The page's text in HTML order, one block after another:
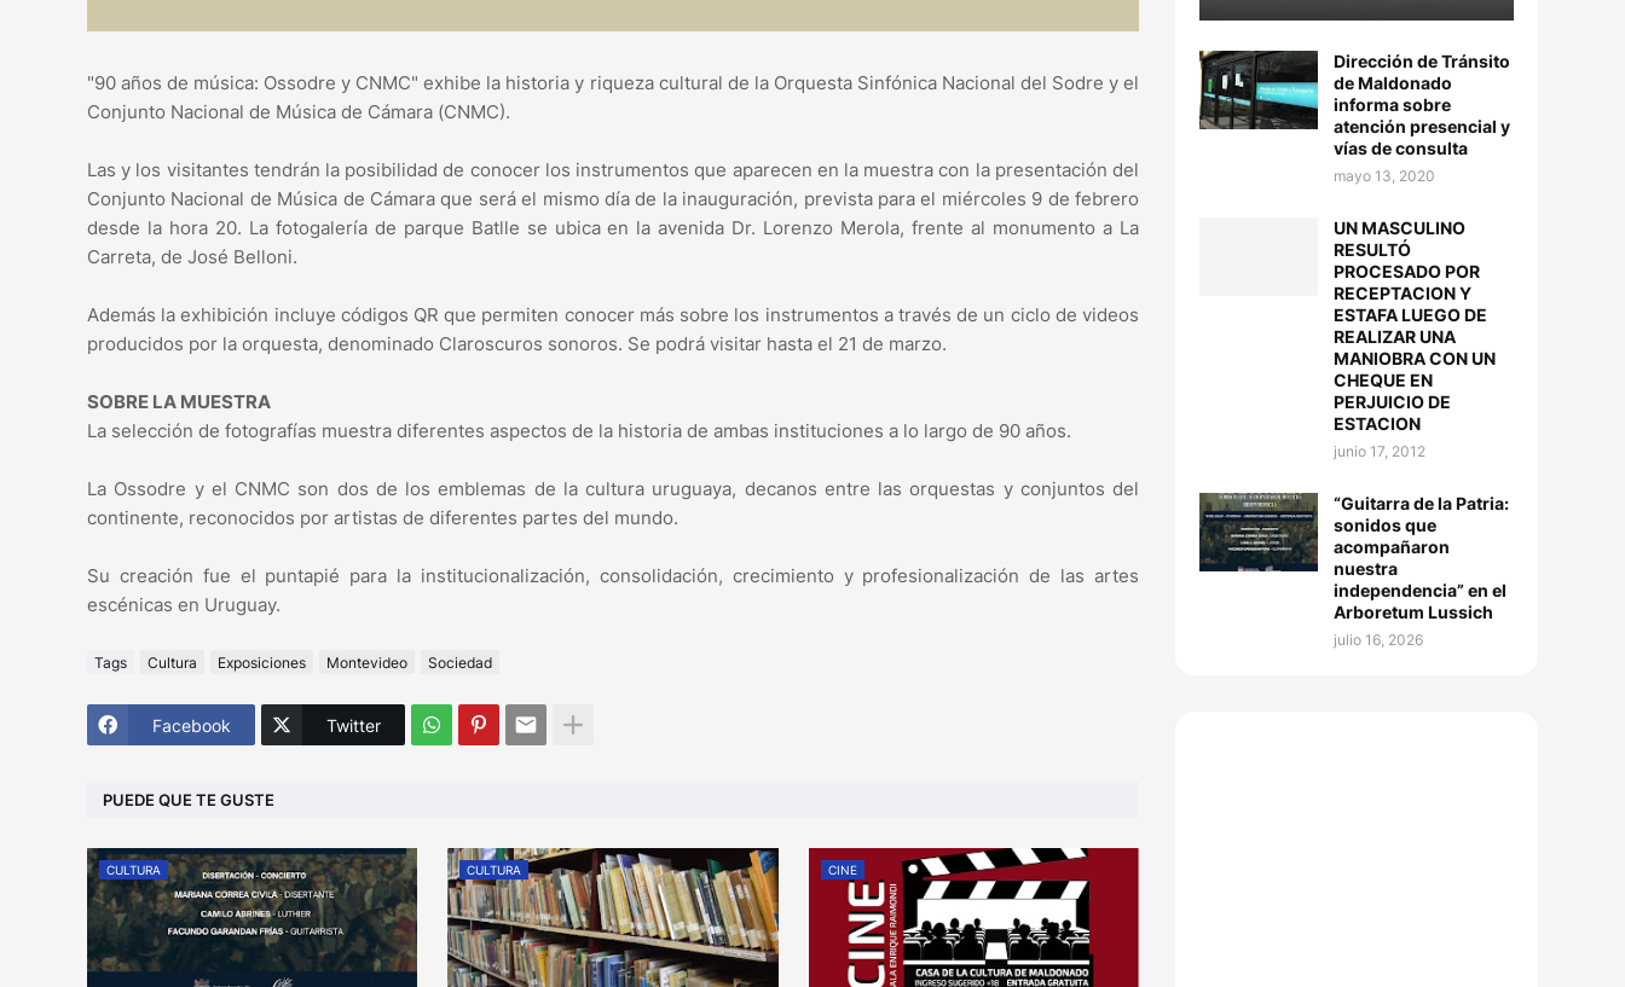
"90 años de música: Ossodre y CNMC" exhibe la historia y riqueza cultural de la Orquesta Sinfónica Nacional del Sodre y el
Conjunto Nacional de Música de Cámara (CNMC).
Las y los visitantes tendrán la posibilidad de conocer los instrumentos que aparecen en la muestra con la presentación del
Conjunto Nacional de Música de Cámara que será el mismo día de la inauguración, prevista para el miércoles 9 de febrero
desde la hora 20. La fotogalería de parque Batlle se ubica en la avenida Dr. Lorenzo Merola, frente al monumento a La
Carreta, de José Belloni.
Además la exhibición incluye códigos QR que permiten conocer más sobre los instrumentos a través de un ciclo de videos
producidos por la orquesta, denominado Claroscuros sonoros. Se podrá visitar hasta el 21 de marzo.
SOBRE LA MUESTRA
La selección de fotografías muestra diferentes aspectos de la historia de ambas instituciones a lo largo de 90 años.
La Ossodre y el CNMC son dos de los emblemas de la cultura uruguaya, decanos entre las orquestas y conjuntos del
continente, reconocidos por artistas de diferentes partes del mundo.
Su creación fue el puntapié para la institucionalización, consolidación, crecimiento y profesionalización de las artes
escénicas en Uruguay.
Tags Cultura Exposiciones Montevideo Sociedad
Facebook Twitter
PUEDE QUE TE GUSTE
CULTURA CULTURA CINE
Dirección de Tránsito
de Maldonado
informa sobre
atención presencial y
vías de consulta
mayo 13, 2020
UN MASCULINO
RESULTÓ
PROCESADO POR
RECEPTACION Y
ESTAFA LUEGO DE
REALIZAR UNA
MANIOBRA CON UN
CHEQUE EN
PERJUICIO DE
ESTACION
junio 17, 2012
“Guitarra de la Patria:
sonidos que
acompañaron
nuestra
independencia” en el
Arboretum Lussich
julio 16, 2026